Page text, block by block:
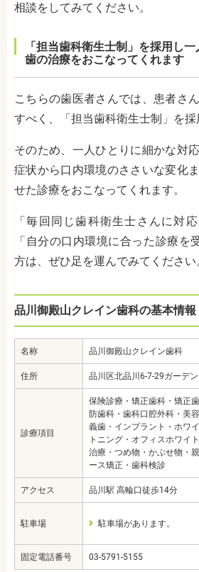
相談をしてみてください。
「担当歯科衛生士制」を採用し
歯の治療をおこなってくれます
こちらの歯医者さんでは、患者さ
すべく、「担当歯科衛生士制」を採
そのため、一人ひとりに細かな対
症状から口内環境のささいな変化
せた診療をおこなってくれます。
「毎回同じ歯科衛生士さんに対
「自分の口内環境に合った診療を
方は、ぜひ足を運んでみてください
品川御殿山クレイン歯科の基本情報
名称 品川御殿山クレイン歯科
住所 品川区北品川6-7-29ガーデ
診療項目
保険診療・矯正歯科・矯正
防歯科・歯科口腔外科・美
義歯・インプラント・ホワ
トニング・オフィスホワイ
治療・つめ物・かぶせ物・
ース矯正・歯科検診
アクセス 品川駅 高輪口徒歩14分
駐車場 駐車場があります。
固定電話番号 03-5791-5155